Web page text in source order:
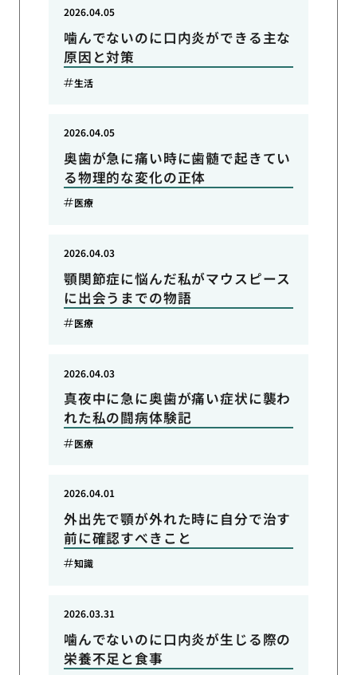
噛んでないのに口内炎ができる主な
原因と対策
2026.04.05
生活
奥歯が急に痛い時に歯髄で起きてい
る物理的な変化の正体
2026.04.05
医療
顎関節症に悩んだ私がマウスピース
に出会うまでの物語
2026.04.03
医療
真夜中に急に奥歯が痛い症状に襲わ
れた私の闘病体験記
2026.04.03
医療
外出先で顎が外れた時に自分で治す
前に確認すべきこと
2026.04.01
知識
噛んでないのに口内炎が生じる際の
栄養不足と食事
2026.03.31